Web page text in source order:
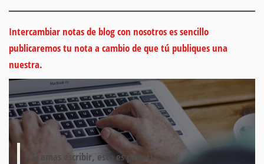
Intercambiar notas de blog con nosotros es sencillo
publicaremos tu nota a cambio de que tú publiques una
nuestra.
Si amas escribir, esto es para ti…